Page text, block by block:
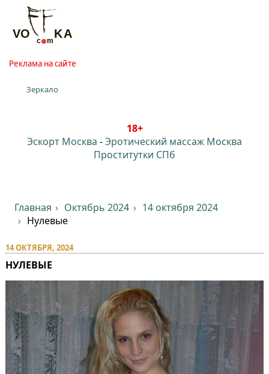
Реклама на сайте
Зеркало
18+
Эскорт Москва -Эротический массаж Москва
Проститутки СПб
Главная Октябрь 2024
14 октября 2024
Нулевые
14 ОКТЯБРЯ, 2024
НУЛЕВЫЕ